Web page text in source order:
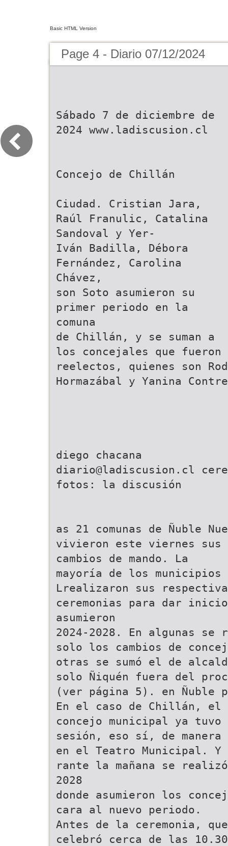
Basic HTML Version
Page 4 - Diario 07/12/2024
Sábado 7 de diciembre de
2024 www.ladiscusion.cl
Concejo de Chillán
Ciudad. Cristian Jara,
Raúl Franulic, Catalina
Sandoval y Yer-
Iván Badilla, Débora
Fernández, Carolina
Chávez,
son Soto asumieron su
primer periodo en la
comuna
de Chillán, y se suman a
los concejales que fueron
reelectos, quienes son
Hormazábal y Yanina
diario@ladiscusion.cl
fotos: la discusión
as 21 comunas de Ñuble
vivieron este viernes sus
cambios de mando. La
mayoría de los municipios
Lrealizaron sus
ceremonias para dar
asumieron
2024-2028. En algunas se
solo los cambios de
otras se sumó el de
solo Ñiquén fuera del
(ver página 5). en Ñuble
En el caso de Chillán, el
concejo municipal ya tuvo
sesión, eso sí, de
en el Teatro Municipal. Y
rante la mañana se
2028
donde asumieron los
cara al nuevo periodo.
Antes de la ceremonia,
celebró cerca de las